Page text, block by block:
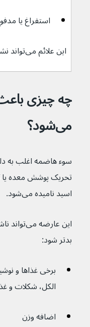
استفراغ یا
این علائم می‌تواند نشانه چیز جدی‌تری باشد.
چه چیزی
می‌شود؟
سوء هاضمه اغلب به
اسید نامیده می‌شود.
این
بدتر شود:
الکل، شکلات و
اضافه وزن